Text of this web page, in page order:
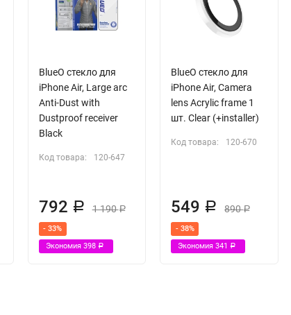
BlueO стекло для
iPhone Air, Large arc
Anti-Dust with
Dustproof receiver
Black
Код товара: 120-647
792 Р 1 190Р
- 33%
Экономия 398 Р
BlueO стекло для
iPhone Air, Camera
lens Acrylic frame 1
шт. Clear (+installer)
Код товара: 120-670
549 Р 890Р
- 38%
Экономия341Р